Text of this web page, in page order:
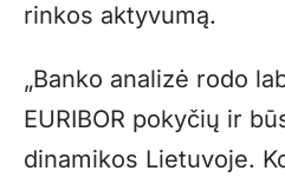
rinkos aktyvumą.
„Banko analizė rodo
EURIBOR pokyčių ir
dinamikos Lietuvoje.